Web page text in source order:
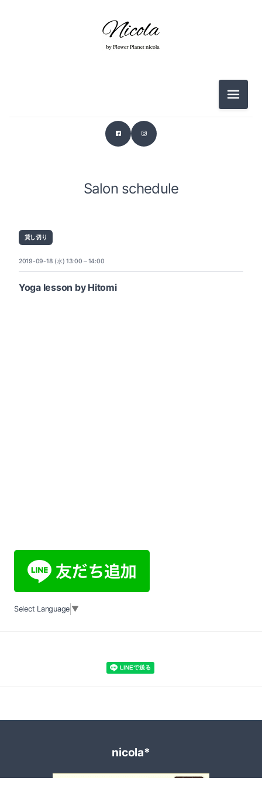
メニュ
Salon schedule
貸し切り
2019-09-18 (水) 13:00～14:00
Yoga lesson by Hitomi
Select Language ▼
nicola*